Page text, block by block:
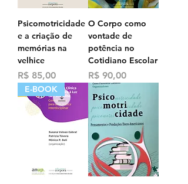
Psicomotricidade
e a criação de
memórias na
velhice
Preço
R$ 85,00
O Corpo como
vontade de
potência no
Cotidiano Escolar
Preço
R$ 90,00
E-BOOK